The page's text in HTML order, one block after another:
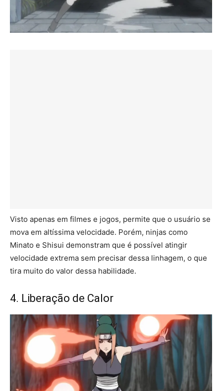
Visto apenas em filmes e jogos, permite que o usuário se
mova em altíssima velocidade. Porém, ninjas como
Minato e Shisui demonstram que é possível atingir
velocidade extrema sem precisar dessa linhagem, o que
tira muito do valor dessa habilidade.
4. Liberação de Calor